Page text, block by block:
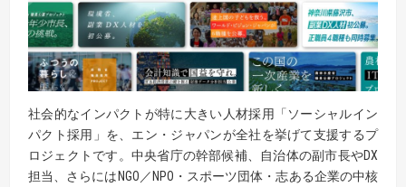
社会的なインパクトが特に大きい人材採用「ソーシャルイン
パクト採用」を、エン・ジャパンが全社を挙げて支援するプ
ロジェクトです。中央省庁の幹部候補、自治体の副市長やDX
担当、さらにはNGO／NPO・スポーツ団体・志ある企業の中核